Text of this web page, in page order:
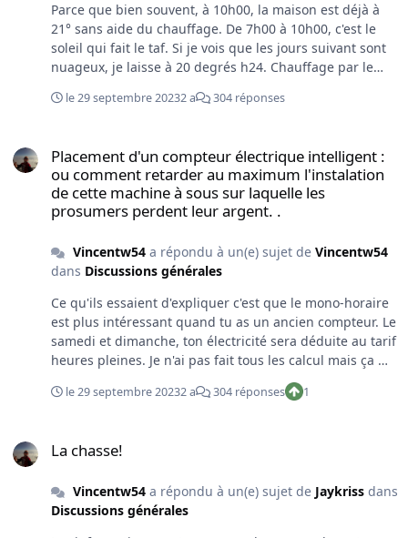
Parce que bien souvent, à 10h00, la maison est déjà à
21° sans aide du chauffage. De 7h00 à 10h00, c'est le
soleil qui fait le taf. Si je vois que les jours suivant sont
nuageux, je laisse à 20 degrés h24. Chauffage par le
le 29 septembre 20232 a 304 réponses
Placement d'un compteur électrique intelligent :
ou comment retarder au maximum l'instalation
de cette machine à sous sur laquelle les
prosumers perdent leur argent. .
Vincentw54a répondu à un(e) sujet de Vincentw54
dans Discussions générales
Ce qu'ils essaient d'expliquer c'est que le mono-horaire
est plus intéressant quand tu as un ancien compteur. Le
samedi et dimanche, ton électricité sera déduite au tarif
heures pleines. Je n'ai pas fait tous les calcul mais ça me
semble faux dans certaines situations. Dans mon cas,
j'avais demandé de passer en mono mais le fournisseur
heures creuses. J'ai effectivement produit une partie en
moins chère 75% de ma consommation. Attention que
depuis début 2023, l'écart entre les tarifs heures
le 29 septembre 20232 a 304 réponses 1
La chasse!
Vincentw54a répondu à un(e) sujet de Jaykrissdans
Discussions générales